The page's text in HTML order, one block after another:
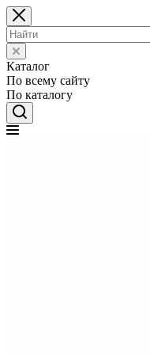
Каталог
По всему сайту
По каталогу